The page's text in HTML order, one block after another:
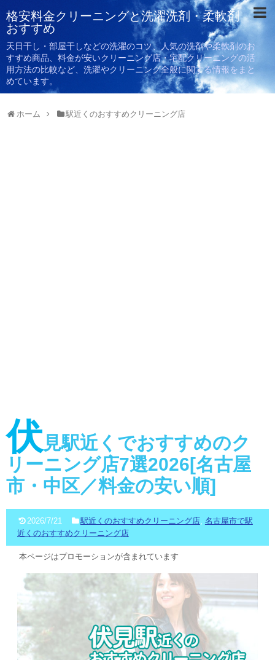
格安料金クリーニングと洗濯洗剤・柔軟剤
おすすめ
天日干し・部屋干しなどの洗濯のコツ、人気の洗剤や柔軟剤のお
すすめ商品、料金が安いクリーニング店・宅配クリーニングの活
用方法の比較など、洗濯やクリーニング全般に関する情報をまと
めています。
ホーム 駅近くのおすすめクリーニング店
伏 見駅近くでおすすめのク
リーニング店7選2026[名古屋
市・中区／料金の安い順]
2026/7/21 駅近くのおすすめクリーニング店, 名古屋市で駅
近くのおすすめクリーニング店
本ページはプロモーションが含まれています